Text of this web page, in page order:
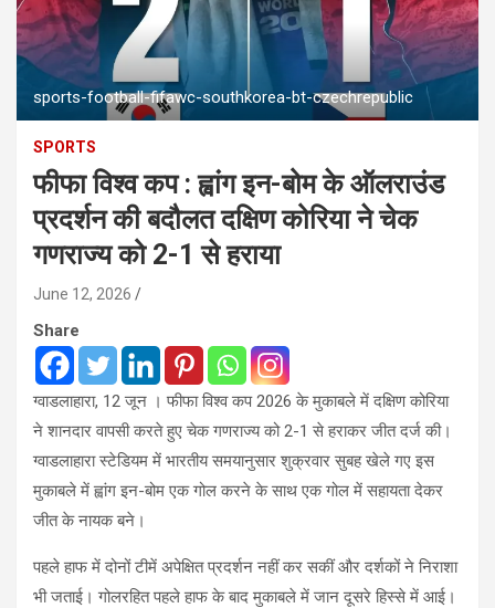
sports-football-fifawc-southkorea-bt-czechrepublic
SPORTS
फीफा विश्व कप : ह्वांग इन-बोम के ऑलराउंड
प्रदर्शन की बदौलत दक्षिण कोरिया ने चेक
गणराज्य को 2-1 से हराया
June 12, 2026
Share
ग्वाडलाहारा, 12 जून । फीफा विश्व कप 2026 के मुकाबले में दक्षिण कोरिया
ने शानदार वापसी करते हुए चेक गणराज्य को 2-1 से हराकर जीत दर्ज की।
ग्वाडलाहारा स्टेडियम में भारतीय समयानुसार शुक्रवार सुबह खेले गए इस
मुकाबले में ह्वांग इन-बोम एक गोल करने के साथ एक गोल में सहायता देकर
जीत के नायक बने।
पहले हाफ में दोनों टीमें अपेक्षित प्रदर्शन नहीं कर सकीं और दर्शकों ने निराशा
भी जताई। गोलरहित पहले हाफ के बाद मुकाबले में जान दूसरे हिस्से में आई।